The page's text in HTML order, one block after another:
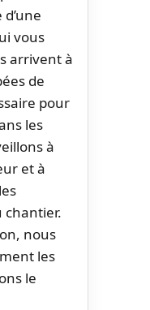
vous
arrivent à
de
pour
les
à
et à
chantier.
nous
les
le